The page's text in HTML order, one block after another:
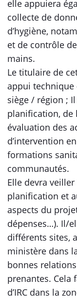
elle appuiera
collecte de
d’hygiène,
et de contrôle
mains.
Le titulaire de
appui technique
siège / région ;
planification,
évaluation des
d’intervention
formations
communautés.
Elle devra
planification et
aspects du
dépenses…). Il/
différents sites,
ministère dans
bonnes
prenantes. Cela
d’IRC dans la